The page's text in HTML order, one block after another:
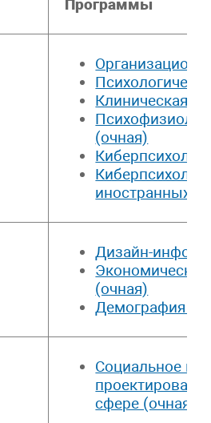
Программы
Клиническая
(очная)
иностранных
Дизайн-
Экономическая
(очная)
Демография
Социальное
сфере (очная)